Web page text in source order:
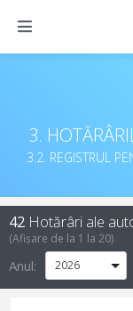
3.
3.2. REGISTRUL
42 Hotărâri ale
(Afișare de la 1 la 20)
Anul: